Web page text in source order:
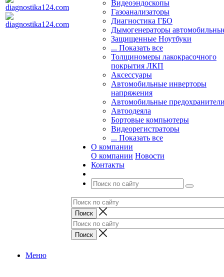
Видеоэндоскопы
Газоанализаторы
Диагностика ГБО
Дымогенераторы
Защищенные Ноутбуки
... Показать все
Толщиномеры лакокрасочного
покрытия ЛКП
Аксессуары
Автомобильные инверторы
напряжения
Автомобильные
Автоодеяла
Бортовые компьютеры
Видеорегистраторы
... Показать все
О компании
О компании Новости
Контакты
Меню